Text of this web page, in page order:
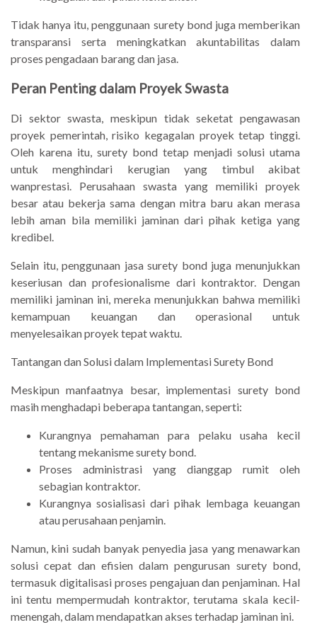
Tidak hanya itu, penggunaan surety bond juga memberikan
transparansi serta meningkatkan akuntabilitas dalam
proses pengadaan barang dan jasa.
Peran Penting dalam Proyek Swasta
Di sektor swasta, meskipun tidak seketat pengawasan
proyek pemerintah, risiko kegagalan proyek tetap tinggi.
Oleh karena itu, surety bond tetap menjadi solusi utama
untuk menghindari kerugian yang timbul akibat
wanprestasi. Perusahaan swasta yang memiliki proyek
besar atau bekerja sama dengan mitra baru akan merasa
lebih aman bila memiliki jaminan dari pihak ketiga yang
kredibel.
Selain itu, penggunaan jasa surety bond juga menunjukkan
keseriusan dan profesionalisme dari kontraktor. Dengan
memiliki jaminan ini, mereka menunjukkan bahwa memiliki
kemampuan keuangan dan operasional untuk
menyelesaikan proyek tepat waktu.
Tantangan dan Solusi dalam Implementasi Surety Bond
Meskipun manfaatnya besar, implementasi surety bond
masih menghadapi beberapa tantangan, seperti:
Kurangnya pemahaman para pelaku usaha kecil
tentang mekanisme surety bond.
Proses administrasi yang dianggap rumit oleh
sebagian kontraktor.
Kurangnya sosialisasi dari pihak lembaga keuangan
atau perusahaan penjamin.
Namun, kini sudah banyak penyedia jasa yang menawarkan
solusi cepat dan efisien dalam pengurusan surety bond,
termasuk digitalisasi proses pengajuan dan penjaminan. Hal
ini tentu mempermudah kontraktor, terutama skala kecil-
menengah, dalam mendapatkan akses terhadap jaminan ini.